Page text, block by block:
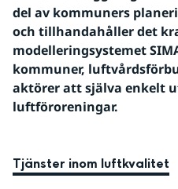
del av kommuners
och tillhandahåller det
modelleringsystemet
kommuner,
aktörer att själva enkelt
luftföroreningar.
Tjänster inom luftkvalitet